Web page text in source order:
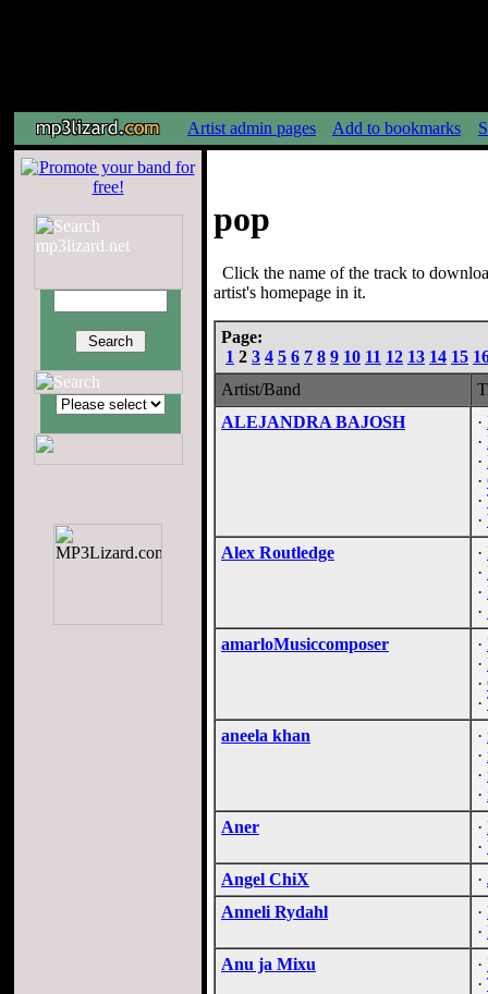
Artist admin pages Add to bookmarks
pop
Click the name of the track to
artist's homepage in it.
Page:
1 2 3 4 5 6 7 8 9 10 11 12 13 14 15
Artist/Band
ALEJANDRA BAJOSH
·
·
·
·
·
·
Alex Routledge
·
·
·
·
amarloMusiccomposer
·
·
·
·
aneela khan
·
·
·
·
Aner
·
·
Angel ChiX
·
Anneli Rydahl
·
·
Anu ja Mixu
·
·